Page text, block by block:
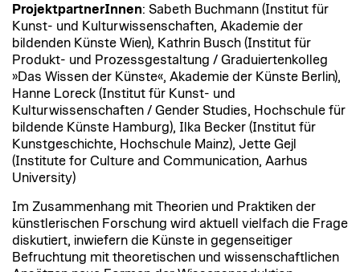
ProjektpartnerInnen: Sabeth Buchmann (Institut für
Kunst- und Kulturwissenschaften, Akademie der
bildenden Künste Wien), Kathrin Busch (Institut für
Produkt- und Prozessgestaltung / Graduiertenkolleg
»Das Wissen der Künste«, Akademie der Künste Berlin),
Hanne Loreck (Institut für Kunst- und
Kulturwissenschaften / Gender Studies, Hochschule für
bildende Künste Hamburg), Ilka Becker (Institut für
Kunstgeschichte, Hochschule Mainz), Jette Gejl
(Institute for Culture and Communication, Aarhus
University)
Im Zusammenhang mit Theorien und Praktiken der
künstlerischen Forschung wird aktuell vielfach die Frage
diskutiert, inwiefern die Künste in gegenseitiger
Befruchtung mit theoretischen und wissenschaftlichen